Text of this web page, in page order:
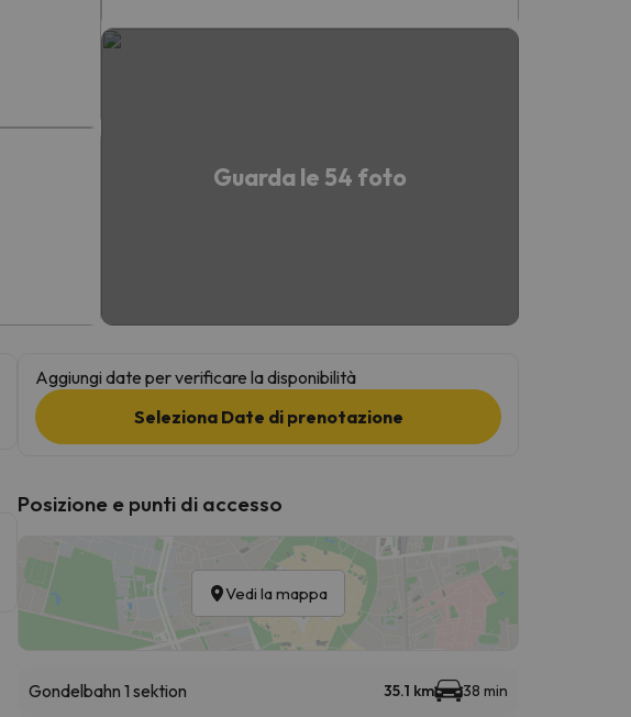
Guarda le 54 foto
Aggiungi date per verificare la disponibilità
Seleziona Date di prenotazione
Posizione e punti di accesso
Vedi la mappa
Gondelbahn 1 sektion 35.1 km 38 min